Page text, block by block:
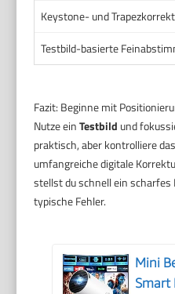
Keystone- und
Testbild-basierte
Fazit: Beginne mit
Nutze einTestbild und
praktisch, aber kontrolliere
umfangreiche digitale
stellst du schnell ein
typische Fehler.
Mini
Smart